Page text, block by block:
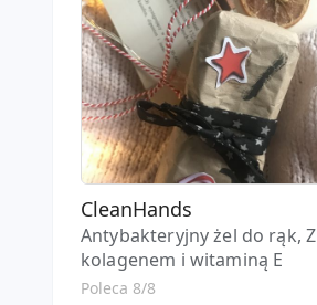
CleanHands
Antybakteryjny żel do rąk, Z
kolagenem i witaminą E
Poleca 8/8